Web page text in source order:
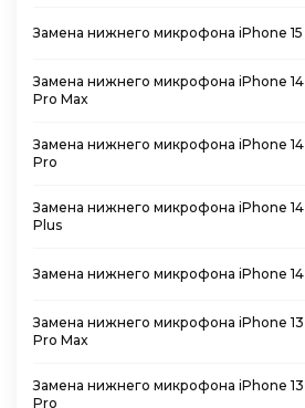
Замена нижнего микрофона iPhone 15
Замена нижнего микрофона iPhone 14
Pro Max
Замена нижнего микрофона iPhone 14
Pro
Замена нижнего микрофона iPhone 14
Plus
Замена нижнего микрофона iPhone 14
Замена нижнего микрофона iPhone 13
Pro Max
Замена нижнего микрофона iPhone 13
Pro